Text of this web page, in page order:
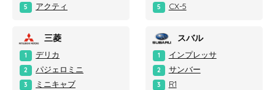
5 アクティ 5 CX-5
三菱
1 デリカ
2 パジェロミニ
3 ミニキャブ
スバル
1 インプレッサ
2 サンバー
3 R1